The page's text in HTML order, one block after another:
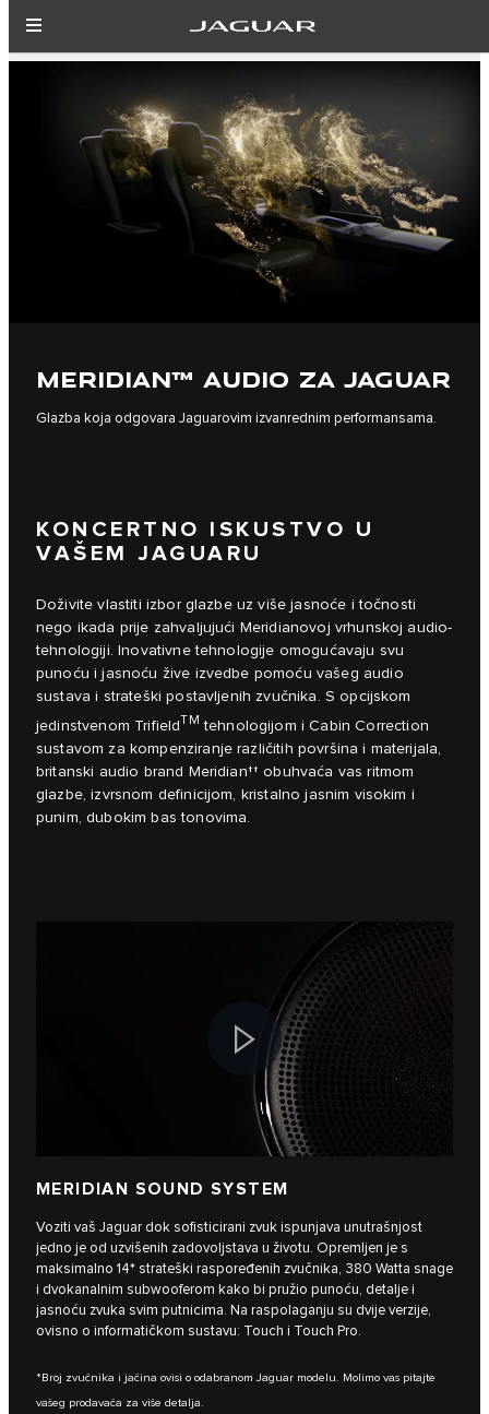
MERIDIAN™ AUDIO ZA JAGUAR
Glazba koja odgovara Jaguarovim izvanrednim performansama.
KONCERTNO ISKUSTVO U
VAŠEM JAGUARU
Doživite vlastiti izbor glazbe uz više jasnoće i točnosti
nego ikada prije zahvaljujući Meridianovoj vrhunskoj audio-
tehnologiji. Inovativne tehnologije omogućavaju svu
punoću i jasnoću žive izvedbe pomoću vašeg audio
sustava i strateški postavljenih zvučnika. S opcijskom
jedinstvenom TrifieldTM tehnologijom i Cabin Correction
sustavom za kompenziranje različitih površina i materijala,
britanski audio brand Meridian†† obuhvaća vas ritmom
glazbe, izvrsnom definicijom, kristalno jasnim visokim i
punim, dubokim bas tonovima.
MERIDIAN SOUND SYSTEM
Voziti vaš Jaguar dok sofisticirani zvuk ispunjava unutrašnjost
jedno je od uzvišenih zadovoljstava u životu. Opremljen je s
maksimalno 14* strateški raspoređenih zvučnika, 380 Watta snage
i dvokanalnim subwooferom kako bi pružio punoću, detalje i
jasnoću zvuka svim putnicima. Na raspolaganju su dvije verzije,
ovisno o informatičkom sustavu: Touch i Touch Pro.
*Broj zvučnika i jačina ovisi o odabranom Jaguar modelu. Molimo vas pitajte
vašeg prodavača za više detalja.